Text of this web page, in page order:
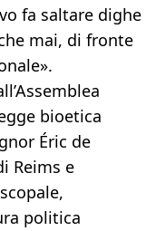
fa saltare dighe
mai, di fronte
bioetica
Éric de
Reims e
politica